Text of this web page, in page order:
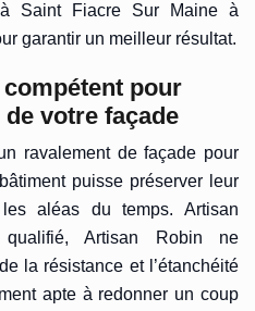
Saint Fiacre Sur Maine à
garantir un meilleur résultat.
pour
votre façade
ravalement de façade pour
puisse préserver leur
aléas du temps. Artisan
Artisan Robin ne
la résistance et l’étanchéité
apte à redonner un coup